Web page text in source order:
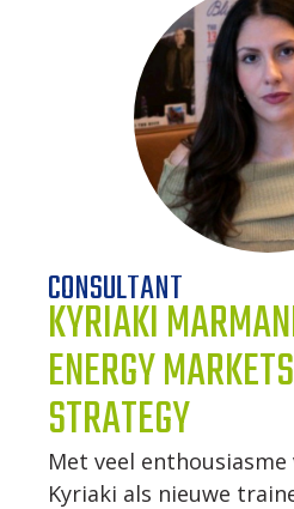
VACATURES
ORGANISATIES
UW VERHAAL
DE MEERWAARDE
KETENAANPAK
UW NETWERK
WERKWIJZE
CONSULTANT
KYRIAKI
ENERGY
STRATEGY
Met veel
Kyriaki als nieuwe